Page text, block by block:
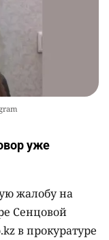
уже
жалобу на
Сенцовой
в прокуратуре